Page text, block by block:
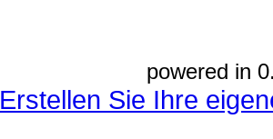
powered in
Erstellen Sie Ihre